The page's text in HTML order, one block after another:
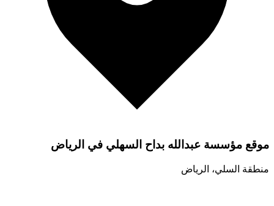
موقع مؤسسة عبدالله بداح السهلي في الرياض
منطقة السلي، الرياض